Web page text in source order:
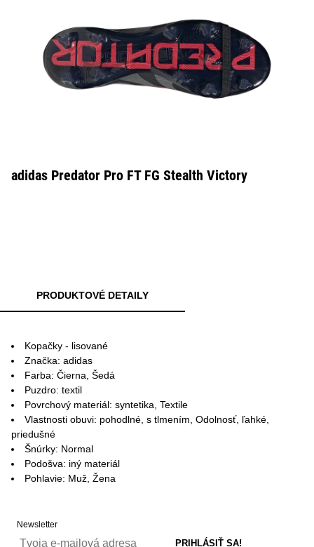
adidas Predator Pro FT FG Stealth Victory
PRODUKTOVÉ DETAILY
Kopačky - lisované
Značka: adidas
Farba: Čierna, Šedá
Puzdro: textil
Povrchový materiál: syntetika, Textile
Vlastnosti obuvi: pohodlné, s tlmením, Odolnosť, ľahké,
priedušné
Šnúrky: Normal
Podošva: iný materiál
Pohlavie: Muž, Žena
Newsletter